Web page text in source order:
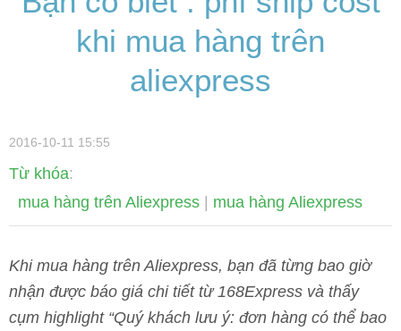
khi mua hàng trên
aliexpress
2016-10-11 15:55
Từ khóa:
mua hàng trên Aliexpress
mua hàng Aliexpress
Khi mua hàng trên Aliexpress, bạn đã từng bao giờ
nhận được báo giá chi tiết từ 168Express và thấy
cụm highlight “Quý khách lưu ý: đơn hàng có thể bao